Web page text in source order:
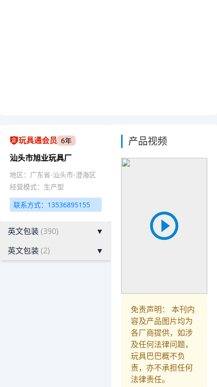
玩具通会员 6年
汕头市旭业玩具厂
地区：广东省-汕头市-澄海区
经营模式：生产型
联系方式：13536895155
英文包装(390)
▼
英文包装(2) ▼
产品视频
免责声明： 本刊内
容及产品图片均为
各厂商提供，如涉
及任何法律问题，
玩具巴巴概不负
责，亦不承担任何
法律责任。